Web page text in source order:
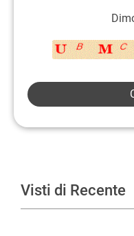
Visti di Recente